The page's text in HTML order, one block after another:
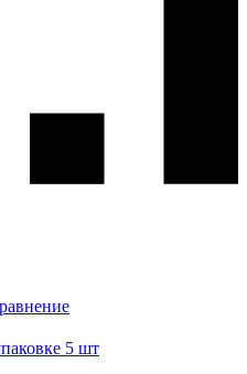
5 шт